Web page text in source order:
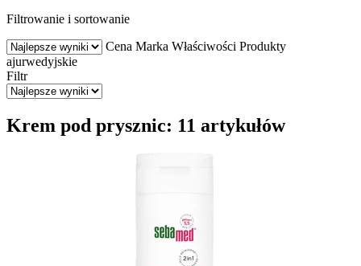
Filtrowanie i sortowanie
Cena Marka Właściwości Produkty
ajurwedyjskie
Filtr
Krem pod prysznic: 11 artykułów